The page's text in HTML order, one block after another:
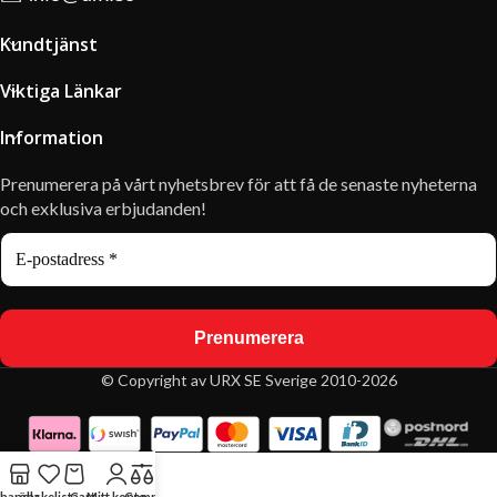
Kundtjänst
Viktiga Länkar
Information
Prenumerera på vårt nyhetsbrev för att få de senaste nyheterna
och exklusiva erbjudanden!
© Copyright av URX SE Sverige 2010-2026